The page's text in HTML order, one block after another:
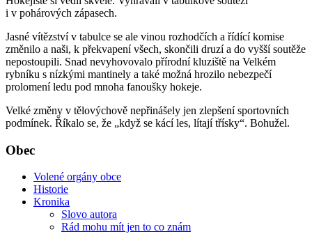
i v pohárových zápasech.
Jasné vítězství v tabulce se ale vinou rozhodčích a řídící komise
změnilo a naši, k překvapení všech, skončili druzí a do vyšší soutěže
nepostoupili. Snad nevyhovovalo přírodní kluziště na Velkém
rybníku s nízkými mantinely a také možná hrozilo nebezpečí
prolomení ledu pod mnoha fanoušky hokeje.
Velké změny v tělovýchově nepřinášely jen zlepšení sportovních
podmínek. Říkalo se, že „když se kácí les, lítají třísky“. Bohužel.
Obec
Volené orgány obce
Historie
Kronika
Slovo autora
Rád mohu mít jen to co znám